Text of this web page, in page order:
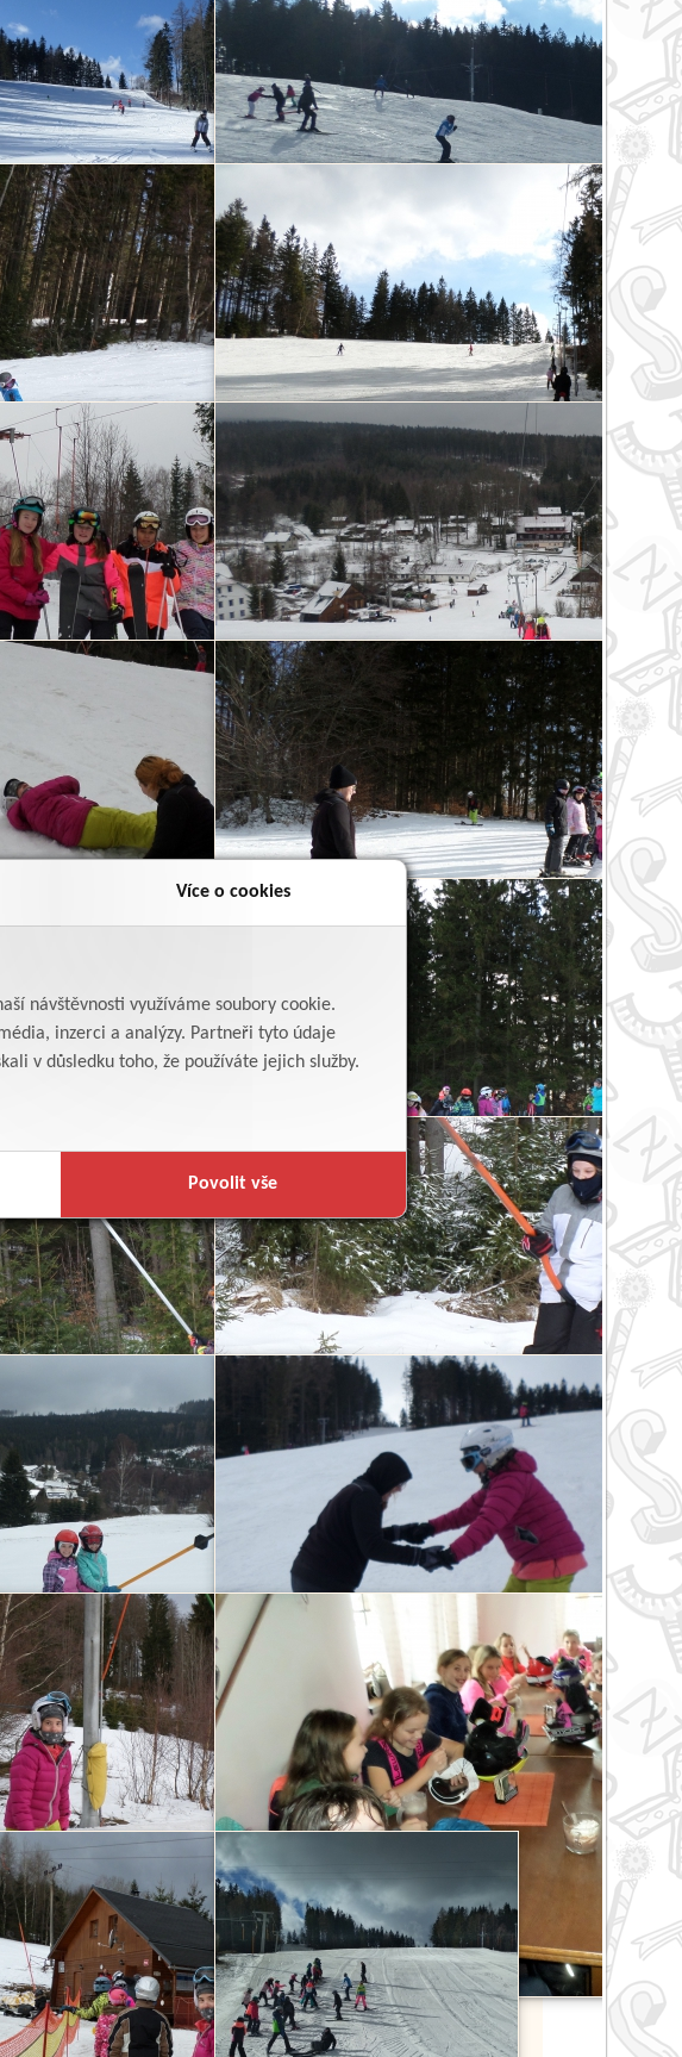
Více o cookies
návštěvnosti využíváme soubory cookie.
inzerci a analýzy. Partneři tyto údaje
v důsledku toho, že používáte jejich služby.
Povolit vše